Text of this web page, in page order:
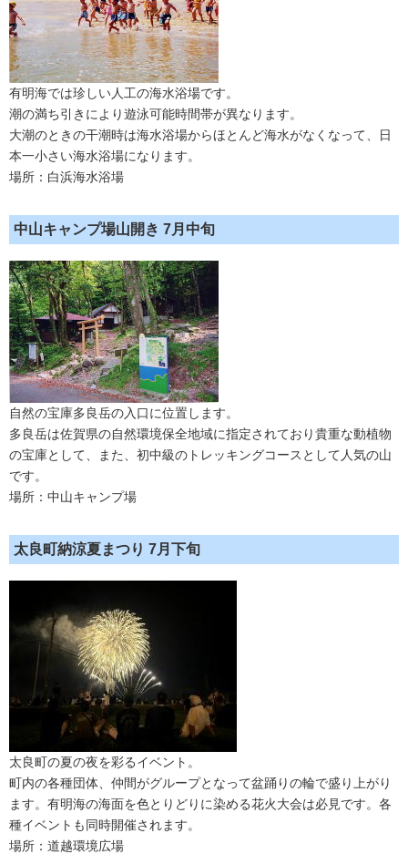
有明海では珍しい人工の海水浴場です。
潮の満ち引きにより遊泳可能時間帯が異なります。
大潮のときの干潮時は海水浴場からほとんど海水がなくなって、日
本一小さい海水浴場になります。
場所：白浜海水浴場
中山キャンプ場山開き 7月中旬
自然の宝庫多良岳の入口に位置します。
多良岳は佐賀県の自然環境保全地域に指定されており貴重な動植物
の宝庫として、また、初中級のトレッキングコースとして人気の山
です。
場所：中山キャンプ場
太良町納涼夏まつり 7月下旬
太良町の夏の夜を彩るイベント。
町内の各種団体、仲間がグループとなって盆踊りの輪で盛り上がり
ます。有明海の海面を色とりどりに染める花火大会は必見です。各
種イベントも同時開催されます。
場所：道越環境広場